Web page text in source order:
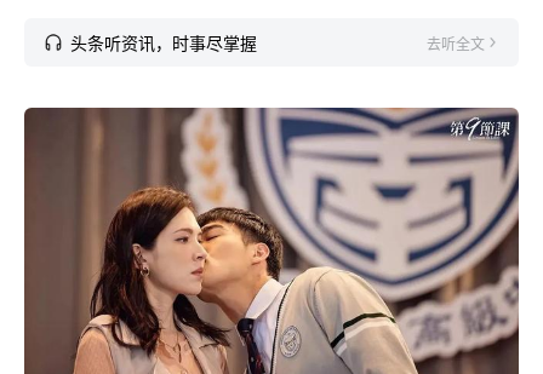
头条听资讯，时事尽掌握 去听全文